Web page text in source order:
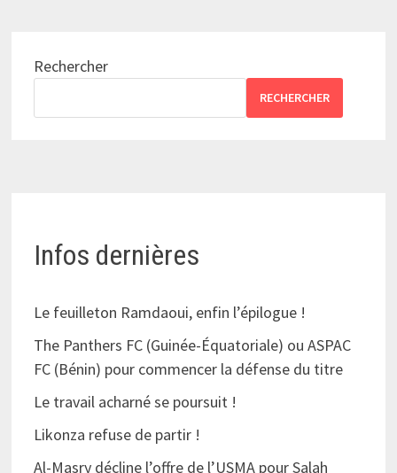
Rechercher
RECHERCHER
Infos dernières
Le feuilleton Ramdaoui, enfin l’épilogue !
The Panthers FC (Guinée-Équatoriale) ou ASPAC
FC (Bénin) pour commencer la défense du titre
Le travail acharné se poursuit !
Likonza refuse de partir !
Al-Masry décline l’offre de l’USMA pour Salah